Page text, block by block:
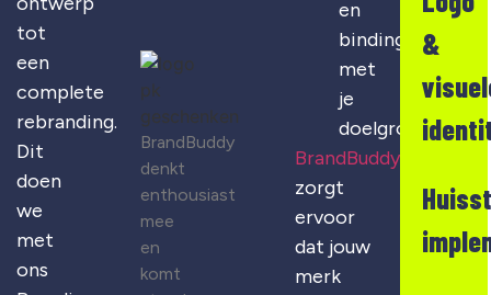
tot
een
complete
rebranding.
Dit
doen
we
met
ons
BrandBuddy
denkt
enthousiast
mee
en
komt
en
binding
met
je
doelgroep
BrandBuddy
zorgt
ervoor
dat jouw
merk
&